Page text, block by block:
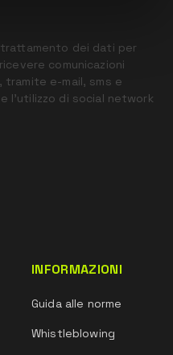
trattamento dei dati per
comunicazioni
tramite e-mail, sms e
l’utilizzo di social network
INFORMAZIONI
Guida alle norme
Whistleblowing